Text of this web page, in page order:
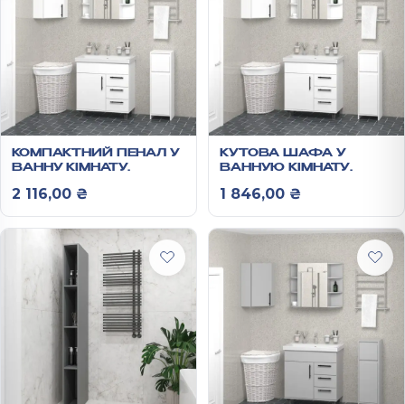
КОМПАКТНИЙ ПЕНАЛ У
ВАННУ КІМНАТУ
2 116,00 ₴
КУТОВА ШАФА У
ВАННУЮ КІМНАТУ
1 846,00 ₴